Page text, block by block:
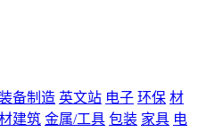
备制造 英文站 电子 环保 材
建筑 金属/工具 包装 家具 电